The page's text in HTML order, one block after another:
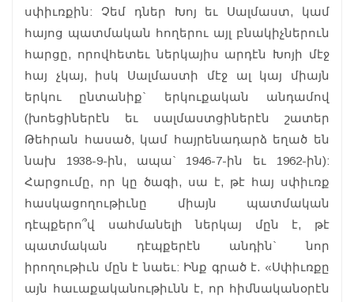
սփիւռքին: Չեմ դներ Խոյ եւ Սալմաստ, կամ
հայոց պատմական հողերու այլ բնակիչներուն
հարցը, որովհետեւ ներկայիս արդէն Խոյի մէջ
հայ չկայ, իսկ Սալմաստի մէջ ալ կայ միայն
երկու ընտանիք` երկուքական անդամով
(խոեցիներէն եւ սալմաստցիներէն շատեր
Թեհրան հասած, կամ հայրենադարձ եղած են
նախ 1938-9-ին, ապա` 1946-7-ին եւ 1962-ին):
Հարցումը, որ կը ծագի, սա է, թէ հայ սփիւռք
հասկացողութիւնը միայն պատմական
դէպքերո՞վ սահմանելի ներկայ մըն է, թէ
պատմական դէպքերէն անդին` նոր
իրողութիւն մըն է նաեւ: Ինք գրած է. «Սփիւռքը
այն հաւաքականութիւնն է, որ հիմնականօրէն